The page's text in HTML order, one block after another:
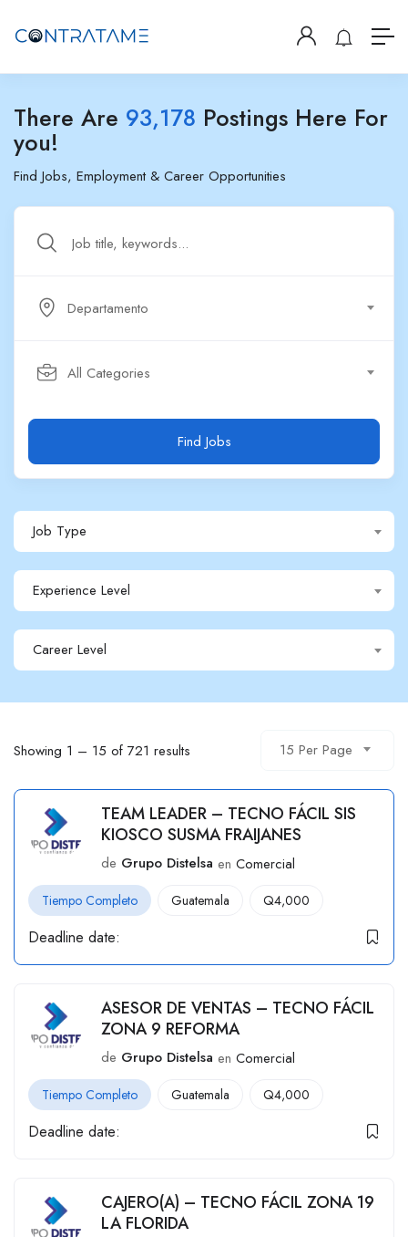
There Are 93,178 Postings Here For
you!
Find Jobs, Employment & Career Opportunities
Departamento
All Categories
Find Jobs
Job Type
Experience Level
Career Level
Showing 1 – 15 of 721 results 15 Per Page
TEAM LEADER – TECNO FÁCIL SIS
KIOSCO SUSMA FRAIJANES
de Grupo Distelsa en Comercial
Tiempo Completo Guatemala Q4,000
Deadline date:
ASESOR DE VENTAS – TECNO FÁCIL
ZONA 9 REFORMA
de Grupo Distelsa en Comercial
Tiempo Completo Guatemala Q4,000
Deadline date:
CAJERO(A) – TECNO FÁCIL ZONA 19
LA FLORIDA